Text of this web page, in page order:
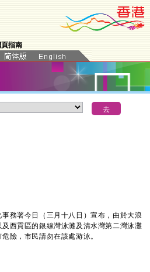
指南
署今日（三月十八日）宣布，由於大浪
西貢區的銀線灣泳灘及清水灣第二灣泳灘
險，市民請勿在該處游泳。